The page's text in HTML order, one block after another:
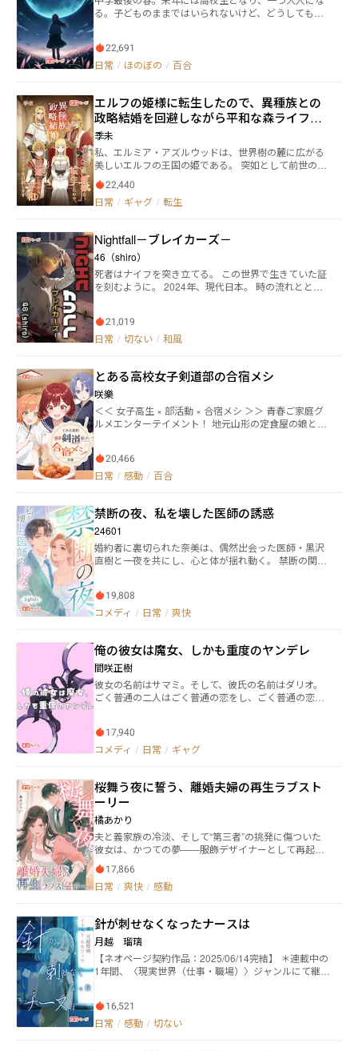
る。子どものままではいられないけど、どうしても大
友だち、先輩である私を敬ってくれない後輩たち、さ
まざまな人たちとの出会いがたくさんの思い出を作っ
22,691
日常 / ほのぼの / 百合
エルフの姫様に転生したので、異種族との
政略結婚を回避しながら平和な森ライフを
目指します
季未
私、エルミア・アズルウッドは、世界樹の麓に広がる
美しいエルフの王国の姫である。 突如として前世の記
憶が蘇った私は驚愕し、決意を固めた。 「前世では恋
愛もろくにできなかったのに、政略結婚だなんてヤダ
ッ！ヤダッ！」 第二の人生だ！と喜んだのもつかの
まる── 毎日届く山盛りの求婚状。 ドワーフからの手
紙には岩が添えられ、ヴァンパイアからは血の一滴つ
き。 ハーピーは風に乗せて求愛の歌を届け、ドラゴン
は炎の文字で愛を誓う。 人間の王子は普通の手紙で拍
子抜け。 そうして縁談を断り続けている内に、気付い
して、私のお見合いの成否次第で世界が滅んでしまう
という事を───
22,440
日常 / ギャグ / 転生
Nightfall－ブレイカーズ－
46（shiro）
死者はナイフを突き立てる。 この世界で生きていた証
を刻むように。 2024年、現代日本。 時の流れととも
ゆる場所において、何百年経ようとも決して変わらな
いものがある。 死だ。 死は生きとし生けるもの、全て
うか。 未知なるものへの恐怖から、あるいは救いを求
める期待から、さまざまな幻想を抱くが、多くの場
合、このようになるはずだ。 もしも今生に何の未練も
なく、怨みや後悔もないならば、天に上がって輪廻転
生の輪に入るだろう。その逆ならば、地底に堕ちるだ
して、地上をさまようしかないだろう。 「冗談じゃね
え。怨霊なんて、どいつもこいつももれなくクソだ」
安倍隼人、17歳。 夢は、目立たず平穏に生きること。
ら望まざる怨霊事件に巻き込まれていく――。
21,019
日常 / 切ない / 和風
とある高校女子剣道部の合宿メシ
咲樂
＜＜ 女子高生 × 部活動 × 合宿メシ ＞＞ 青春ご家庭グ
ルメエンターテイメント！ 地元山形の定食屋の娘とし
原因で「人のために料理を作る」と失敗してしまう癖
を身に着けてしまっていた。 そんな彼女はある日、剣
る。 癖のこともあり渋っていたなづなだったが、料理
人としての成長のために誘いを受けることに。 ところ
が、かつては全国優勝も果たした〝強豪〟剣道部は、
日本中から越境の猛者が集まった「剣道ガチ勢」の集
まりだった。 中でもレギュラー候補生しか入寮できな
になっていて―― 「私が料理長になったら、ひとつだけお
願いがあります。どうか、調理中は厨房に足を踏み入
れないでください」 実力と共にプライドも高い部員た
を通して、人生で一度しかない少女たちの青春と向き
合う。 ≪登場人物一覧≫ 名前／学科コース／出身
【１年生 ⇒ ２年生】 ・山辺なづな 商業科調理コ
ース 山形県［マネージャー］ ・黒石すずめ 商業科
調理コース 青森県 ・中津歌音 工業科工芸コース
雲星来 農業科畜産コース 北海道 ・船橋晴海 商業
科美容コース 千葉県 【２年生 ⇒ ３年生】 ・西川
瀬李 商業科商業コース 山形県［部長］ ・九条白
奈 商業科美容コース 宮城県 ・大仏 農業科畜産コ
ース 神奈川県 ・安芸 工業科建築コース 高知県
【３年 ⇒ OB】 ・寒河江真帆 農業科農産コー
ス 山形県［元マネージャー］ 【新１年生】 寿々代音
湖 商業科調理コース 福岡県 【先生】 ・赤江 山形
県［顧問］
20,466
日常 / 感動 / 百合
禁断の夜、私を壊した医師の誘惑
24601
婚約者に裏切られた奈美は、偶然出会った医師・黒沢
直樹と一夜を共にし、心と体が揺れ動く。 禁断の関係
的で切ない関係が織り成す、愛と裏切りの物語。 人間
関係の複雑さ、心の葛藤、そして欲望に引き寄せられ
19,808
コメディ / 日常 / 爽快
俺の彼女は魔女、しかも重度のヤンデレ
間咲正樹
彼女の名前はサマミ。そして、彼氏の名前はダリオ。
ごく普通の二人はごく普通の恋をし、ごく普通の恋人
た。17,940
コメディ / 日常 / ギャグ
桜舞う夜に誓う、離婚夫婦の再生ラブスト
ーリー
橘あかり
夫と義家族の冷淡、そして“第三者”の挑発に傷ついた
彼女は、かつての夢——服飾デザイナーとして再起を
誓う。手縫いの一針からブランド〈MIO〉を立ち上
げ、雑誌掲載とコンテスト受賞を経てパリ・コレの招
待を獲得。母として子の心を取り戻し、女としても自
17,866
日常 / 爽快 / 感動
針が刺せなくなったナースは
月越 瑠璃
【ネオページ契約作品：2025/06/14完結】 ＊連載中の
1年間、〈現実世界（仕事・職場）〉ジャンルにて継続
をきっかけに、針にトラウマを抱えてしまう。 針刺し
業務ができなくなったことで病院を退職し、デイサー
16,521
日常 / 感動 / 切ない